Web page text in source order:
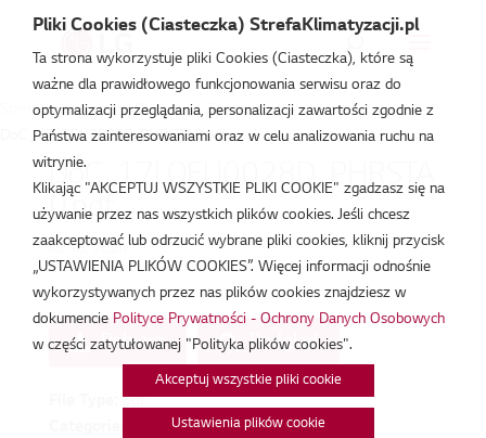
Strefa Klimatyzacji /Deklaracja Zgodności/
DoC_17LQEU0028D_PHRSTA0.pdf
DoC_17LQEU0028D_PHRSTA
0.pdf
lut 18, 2026
Pobierz Podgląd
pdf
Deklaracja Zgodności
Pliki Cookies (Ciasteczka) StrefaKlimatyzacji.pl
Ta strona wykorzystuje pliki Cookies (Ciasteczka), które są
ważne dla prawidłowego funkcjonowania serwisu oraz do
optymalizacji przeglądania, personalizacji zawartości zgodnie z
Państwa zainteresowaniami oraz w celu analizowania ruchu na
witrynie.
Klikając "AKCEPTUJ WSZYSTKIE PLIKI COOKIE" zgadzasz się na
używanie przez nas wszystkich plików cookies. Jeśli chcesz
zaakceptować lub odrzucić wybrane pliki cookies, kliknij przycisk
„USTAWIENIA PLIKÓW COOKIES”. Więcej informacji odnośnie
wykorzystywanych przez nas plików cookies znajdziesz w
dokumencie Polityce Prywatności - Ochrony Danych Osobowych
w części zatytułowanej "Polityka plików cookies".
Akceptuj wszystkie pliki cookie
Ustawienia plików cookie